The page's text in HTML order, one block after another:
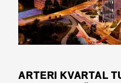
ARTERI KVARTAL